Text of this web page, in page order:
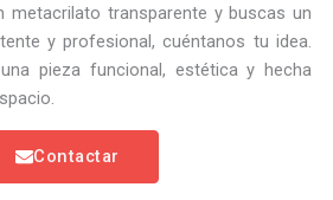
metacrilato transparente y buscas un
y profesional, cuéntanos tu idea.
pieza funcional, estética y hecha
Contactar